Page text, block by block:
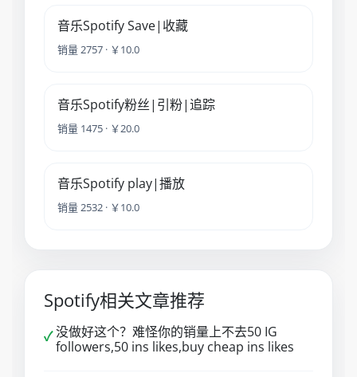
音乐Spotify Save|收藏
销量 2757 · ￥10.0
音乐Spotify粉丝|引粉|追踪
销量 1475 · ￥20.0
音乐Spotify play|播放
销量 2532 · ￥10.0
Spotify相关文章推荐
✓没做好这个？难怪你的销量上不去50 IG
followers,50 ins likes,buy cheap ins likes